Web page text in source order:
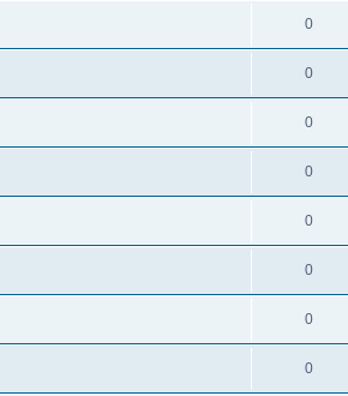
0
0
0
0
0
0
0
0